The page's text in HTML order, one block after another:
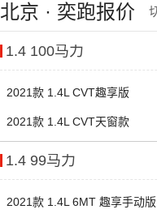
北京 · 奕跑报价
1.4 100马力
2021款 1.4L CVT趣享版
2021款 1.4L CVT天窗款
1.4 99马力
2021款 1.4L 6MT 趣享手动版